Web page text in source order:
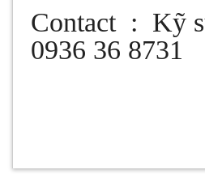
Contact : Kỹ
0936 36 8731